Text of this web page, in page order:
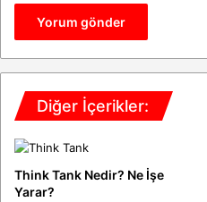
Diğer İçerikler:
Think Tank Nedir? Ne İşe
Yarar?